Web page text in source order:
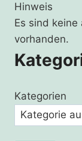
Hinweis
Es sind
vorhanden.
Kategorien